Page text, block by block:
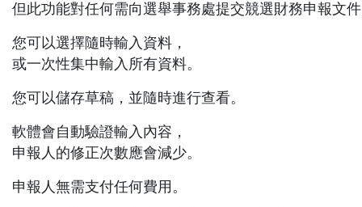
但此功能對任何需向選舉事務處提交競選財務申報文
您可以選擇隨時輸入資料，
或一次性集中輸入所有資料。
您可以儲存草稿，並隨時進行查看。
軟體會自動驗證輸入內容，
申報人的修正次數應會減少。
申報人無需支付任何費用。